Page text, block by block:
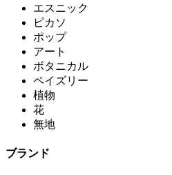
エスニック
ピカソ
ポップ
アート
ボタニカル
ペイズリー
植物
花
無地
ブランド